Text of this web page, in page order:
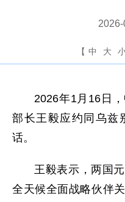
【 中 大
2026年1月16日
部长王毅应约同乌兹
话。
王毅表示，两国
全天候全面战略伙伴